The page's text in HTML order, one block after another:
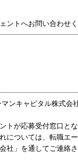
ントへお問い合わせく
ンキャピタル株式会
トが応募受付窓口とな
については、転職エ
社」を通してご連絡